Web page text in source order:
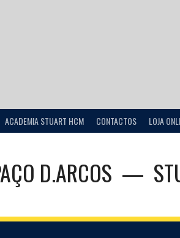
ACADEMIA STUART HCM CONTACTOS LOJA
D.ARCOS —